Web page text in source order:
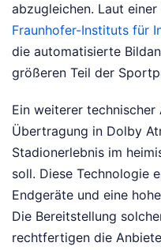
abzugleichen. Laut
Fraunhofer-Instituts für
die automatisierte
größeren Teil der
Ein weiterer
Übertragung in Dolby
Stadionerlebnis im
soll. Diese Technologie
Endgeräte und eine
Die Bereitstellung
rechtfertigen die